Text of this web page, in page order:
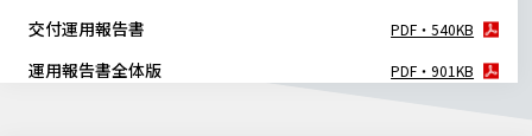
交付運用報告書 PDF・540KB
運用報告書全体版 PDF・901KB